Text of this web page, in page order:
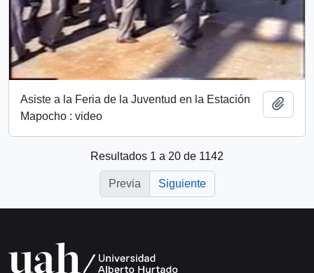
Asiste a la Feria de la Juventud en la Estación
Mapocho : video
Resultados 1 a 20 de 1142
Previa Siguiente